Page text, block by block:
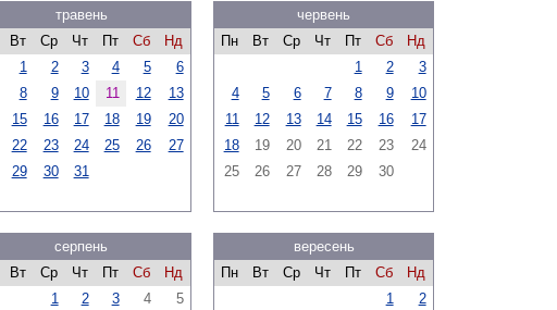
травень
Вт Ср Чт Пт Сб
Нд
1
2 3 4 5
6
8 9 10 11 12
13
15 16 17 18 19
20
22 23 24 25 26
27
29 30 31
червень
Пн
Вт Ср Чт Пт Сб
Нд
1
2
3
4
5 6 7 8 9
10
11
12 13 14 15 16
17
18
19 20 21 22 23
24
25
26 27 28 29 30
серпень
Вт Ср Чт Пт Сб
Нд
1
2 3 4
5
вересень
Пн
Вт Ср Чт Пт Сб
Нд
1
2